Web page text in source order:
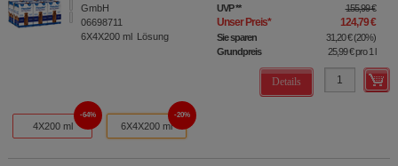
GmbH
06698711
6X4X200 ml Lösung
UVP** 155,99 €
Unser Preis* 124,79 €
Sie sparen 31,20 €(20%)
Grundpreis
25,99 €pro 1 l
Details
4X200 ml
64%
6X4X200 ml
20%